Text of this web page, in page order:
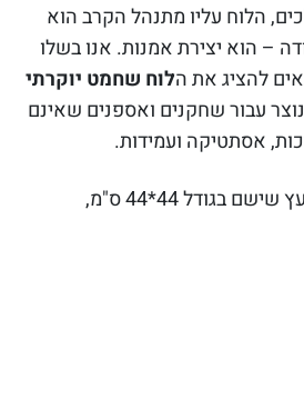
הלוח עליו מתנהל הקרב הוא
– הוא יצירת אמנות. אנו בשלו
לוח שחמט יוקרתי
עבור שחקנים ואספנים שאינם
אסתטיקה ועמידות.
בגודל 44*44 ס"מ,